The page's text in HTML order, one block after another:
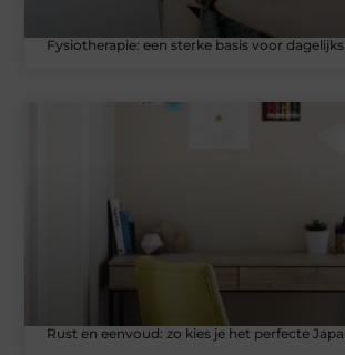
Fysiotherapie: een sterke basis voor
Rust en eenvoud: zo kies je het perfecte